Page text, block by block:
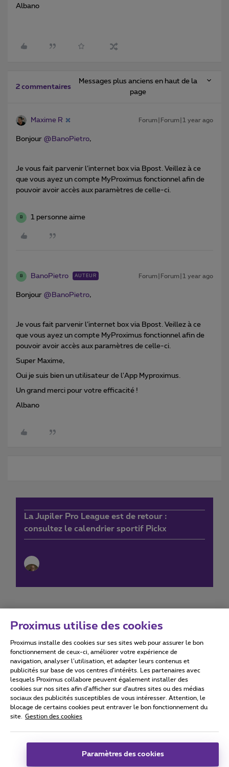
Albano
2 commentaires
Messages plus anciens en haut de la
page
Maxime R Forum|Forum|1 year ago
Bonjour ​ @BanoPietro,
Je vous fait parvenir l’internet box via Bpost. Veillez à ce
que vous ayez un compte MyProximus fonctionnel afin de
pouvoir avoir accès aux paramètres de celle-ci.
B 1 personne aime
B BanoPietro AUTEUR Forum|Forum|1 year ago
Bonjour ​ @BanoPietro,
Je vous fait parvenir l’internet box via Bpost. Veillez à ce
que vous ayez un compte MyProximus fonctionnel afin de
pouvoir avoir accès aux paramètres de celle-ci.
Super Maxime,
Oui je suis bien un utilisateur de l'App Myproximus.
Un grand merci pour votre efficacité !
Albano
La Jupiler Pro League est de retour :
consultez le calendrier sportif Pickx
Conditions d'utilisation Accessibility statement
Tous droits réservés. © 2026
Conditions générales, info consommateur
Coordonnées de l’entreprise
Proximus utilise des cookies
Proximus installe des cookies sur ses sites web pour assurer le bon
fonctionnement de ceux-ci, améliorer votre expérience de
navigation, analyser l’utilisation, et adapter leurs contenus et
publicités sur base de vos centres d’intérêts. Les partenaires avec
lesquels Proximus collabore peuvent également installer des
cookies sur nos sites afin d’afficher sur d'autres sites ou des médias
sociaux des publicités susceptibles de vous intéresser. Attention, le
blocage de certains cookies peut entraver le bon fonctionnement du
site.
Gestion des cookies
Paramètres des cookies